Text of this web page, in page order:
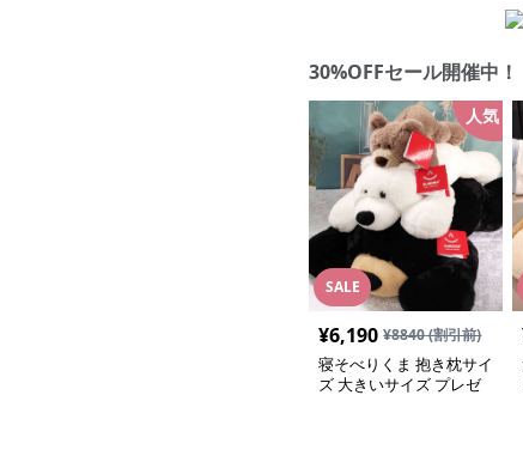
30%OFFセール開催中！
SALE
人気
¥6,190 ¥8840(割引前)
寝そべりくま 抱き枕サイ
ズ 大きいサイズ プレゼ